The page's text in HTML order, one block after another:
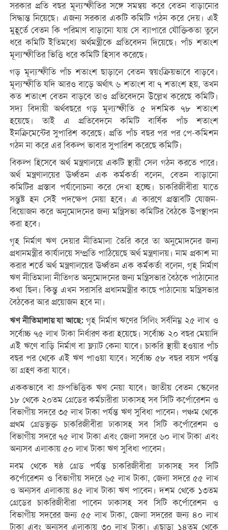
সরকার প্রতি বছর মূল্যস্ফীতির সঙ্গে সমন্বয় করে বেতন বাড়ানোর
সিদ্ধান্ত নিয়েছে। এজন্য সরকার একটি কমিটি গঠন করে দেয়। এই
মুহূর্তে বেতন কি পরিমাণ বাড়ানো যায় সে ব্যাপারে যৌক্তিকতা তুলে
ধরে কমিটি ইতিমধ্যে অর্থমন্ত্রীকে প্রতিবেদন দিয়েছে। পাঁচ শতাংশ
মূল্যস্ফীতির ভিত্তি ধরে কমিটি হিসাব করেছে।
গড় মূল্যস্ফীতি পাঁচ শতাংশ ছাড়ালে বেতন স্বয়ংক্রিয়ভাবে বাড়বে।
মূল্যস্ফীতি যদি আরও বাড়ে অর্থাৎ ৬ শতাংশ বা ৭ শতাংশ হয়, তখন
কত শতাংশ বেতন বাড়বে তাও প্রতিবেদনে উল্লেখ করেছে কমিটি।
সদ্য বিদায়ী অর্থবছরে গড় মূল্যস্ফীতি ৫ দশমিক ৭৮ শতাংশ
হয়েছে। তাই এ প্রতিবেদনে কমিটি বার্ষিক পাঁচ শতাংশ
ইনক্রিমেন্টের সুপারিশ করেছে। প্রতি পাঁচ বছর পর পর পে-কমিশন
গঠন না করে এর বিকল্প ভাবার সুপারিশ করেছে কমিটি।
বিকল্প হিসেবে অর্থ মন্ত্রণালয়ে একটি স্থায়ী সেল গঠন করতে পারে।
অর্থ মন্ত্রণালয়ের ঊর্ধ্বতন এক কর্মকর্তা বলেন, বেতন বাড়ানো
কমিটির প্রস্তাব পর্যালোচনা করে দেখা হচ্ছে। চাকরিজীবীরা যাতে
সন্তুষ্ট হন সেই পদক্ষেপ নেয়া হবে। এ কারণে প্রস্তাবটি যোজন-
বিয়োজন করে অনুমোদনের জন্য মন্ত্রিসভা কমিটির বৈঠকে উপস্থাপন
করা হবে।
গৃহ নির্মাণ ঋণ দেয়ার নীতিমালা তৈরি করে তা অনুমোদনের জন্য
প্রধানমন্ত্রীর কার্যালয়ে সম্প্রতি পাঠিয়েছে অর্থ মন্ত্রণালয়। নাম প্রকাশ না
করার শর্তে অর্থ মন্ত্রণালয়ের ঊর্ধ্বতন এক কর্মকর্তা বলেন, গৃহ নির্মাণ
ঋণ নীতিমালা নীতিগত অনুমোদনের জন্য মন্ত্রিসভার বৈঠকে পাঠানোর
কথা ছিল। কিন্তু এখন সরাসরি প্রধানমন্ত্রীর কাছে পাঠানোয় মন্ত্রিসভার
বৈঠকের আর প্রয়োজন হবে না।
ঋণ নীতিমালায় যা আছে: গৃহ নির্মাণ ঋণের সিলিং সর্বনিম্ন ২৫ লাখ ও
সর্বোচ্চ ৭৫ লাখ টাকা নির্ধারণ করা হয়েছে। সর্বোচ্চ ২০ বছর মেয়াদি
এই ঋণে বাড়ি নির্মাণ বা ফ্ল্যাট কেনা যাবে। চাকরি স্থায়ী হওয়ার পাঁচ
বছর পর থেকে এই ঋণ পাওয়া যাবে। সর্বোচ্চ ৫৮ বছর বয়স পর্যন্ত
তা গ্রহণ করা যাবে।
এককভাবে বা গ্রুপভিত্তিক ঋণ নেয়া যাবে। জাতীয় বেতন স্কেলের
১৮ থেকে ২০তম গ্রেডের কর্মচারীরা ঢাকাসহ সব সিটি কর্পোরেশন ও
বিভাগীয় সদরে ৩৫ লাখ টাকা পর্যন্ত ঋণ সুবিধা পাবেন। পঞ্চম থেকে
প্রথম গ্রেডভুক্ত চাকরিজীবীরা ঢাকাসহ সব সিটি কর্পোরেশন ও
বিভাগীয় সদরে ৭৫ লাখ টাকা এবং জেলা সদরে ৬০ লাখ টাকা এবং
অন্যসব এলাকায় ৫০ লাখ টাকা ঋণ সুবিধা পাবেন।
নবম থেকে ষষ্ঠ গ্রেড পর্যন্ত চাকরিজীবীরা ঢাকাসহ সব সিটি
কর্পোরেশন ও বিভাগীয় সদরে ৬৫ লাখ টাকা, জেলা সদরে ৫৫ লাখ
ও অন্যসব এলাকায় ৪৫ লাখ টাকা ঋণ পাবেন। দশম থেকে ১৩তম
গ্রেডের চাকরিজীবীরা পাবেন ঢাকাসহ সব সিটি কর্পোরেশন ও
বিভাগীয় সদরের জন্য ৫৫ লাখ টাকা, জেলা সদরের জন্য ৪০ লাখ
টাকা এবং অন্যসব এলাকায় ৩০ লাখ টাকা। এছাড়া ১৪তম থেকে